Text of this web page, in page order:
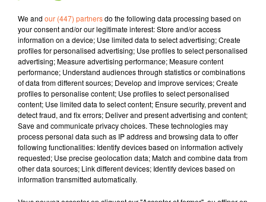
recette cuisine
20 novembre 2021 - 3 min 21 sec
LA TARTIFLETTE
Jacqueline Pinon
Qu'est-ce qu'on mange ?
Recette présentée par Hélène et Jacqueline
We and our (447) partnersdo the following data processing based on
your consent and/or our legitimate interest: Store and/or access
information on a device; Use limited data to select advertising; Create
profiles for personalised advertising; Use profiles to select personalised
advertising; Measure advertising performance; Measure content
performance; Understand audiences through statistics or combinations
of data from different sources; Develop and improve services; Create
profiles to personalise content; Use profiles to select personalised
content; Use limited data to select content; Ensure security, prevent and
detect fraud, and fix errors; Deliver and present advertising and content;
Save and communicate privacy choices. These technologies may
process personal data such as IP address and browsing data to offer
following functionalities: Identify devices based on information actively
requested; Use precise geolocation data; Match and combine data from
other data sources; Link different devices; Identify devices based on
information transmitted automatically.